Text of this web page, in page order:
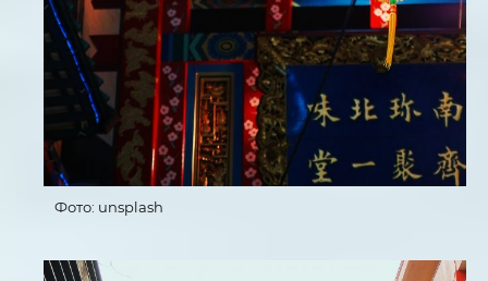
Фото: unsplash